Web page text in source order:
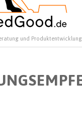
und Produktentwicklung